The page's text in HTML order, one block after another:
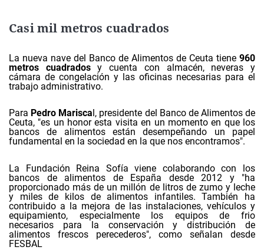
Casi mil metros cuadrados
La nueva nave del Banco de Alimentos de Ceuta tiene 960
metros cuadradosy cuenta con almacén, neveras y
cámara de congelación y las oficinas necesarias para el
trabajo administrativo.
Para Pedro Marisca l, presidente del Banco de Alimentos de
Ceuta, "es un honor esta visita en un momento en que los
bancos de alimentos están desempeñando un papel
fundamental en la sociedad en la que nos encontramos".
La Fundación Reina Sofía viene colaborando con los
bancos de alimentos de España desde 2012 y "ha
proporcionado más de un millón de litros de zumo y leche
y miles de kilos de alimentos infantiles. También ha
contribuido a la mejora de las instalaciones, vehículos y
equipamiento, especialmente los equipos de frio
necesarios para la conservación y distribución de
alimentos frescos perecederos", como señalan desde
FESBAL